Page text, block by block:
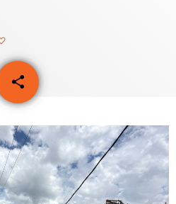
share
email